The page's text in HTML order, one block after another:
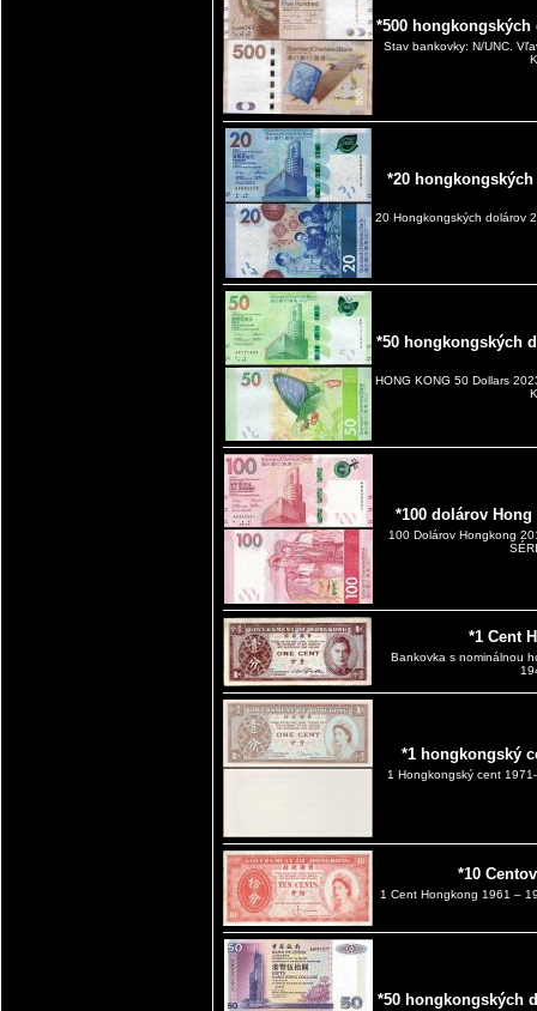
*500 hongkongských
Stav bankovky: N/UNC.
*20 hongkongských
20 Hongkongských dolárov
*50 hongkongských
HONG KONG 50 Dollars
*100 dolárov Hong
100 Dolárov Hongkong
*1 Cent
Bankovka s nominálnou
*1 hongkongský
1 Hongkongský cent
*10
1 Cent Hongkong 1961 –
*50 hongkongských